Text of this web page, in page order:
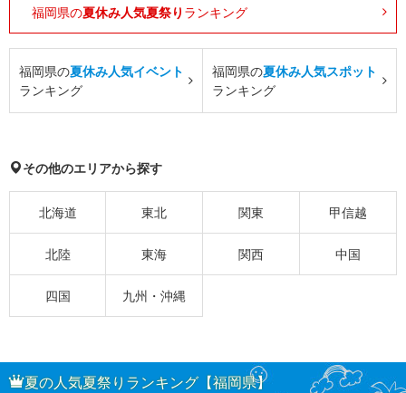
福岡県の夏休み人気夏祭り ランキング
福岡県の夏休み人気イベント
ランキング
福岡県の夏休み人気スポット
ランキング
その他のエリアから探す
北海道 東北 関東 甲信越
北陸 東海 関西 中国
四国 九州・沖縄
夏の人気夏祭りランキング【福岡県】